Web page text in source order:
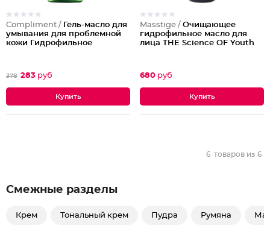
Compliment / Гель-масло для
умывания для проблемной
кожи Гидрофильное
378 283 руб
Masstige / Очищающее
гидрофильное масло для
лица THE Science OF Youth
680 руб
6 товаров из 6
Смежные разделы
Крем Тональный крем Пудра Румяна